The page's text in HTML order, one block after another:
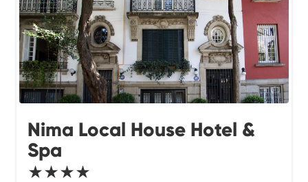
Nima Local House Hotel &
Spa
★★★★